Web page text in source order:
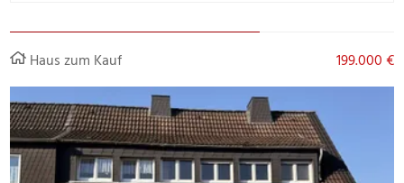
Haus zum Kauf 199.000 €